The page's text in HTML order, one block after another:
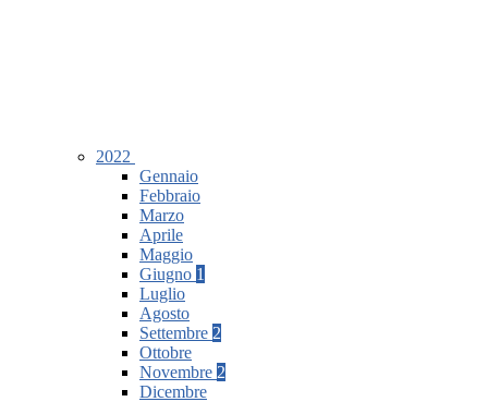
2022
Gennaio
Febbraio
Marzo
Aprile
Maggio
Giugno 1
Luglio
Agosto
Settembre 2
Ottobre
Novembre 2
Dicembre